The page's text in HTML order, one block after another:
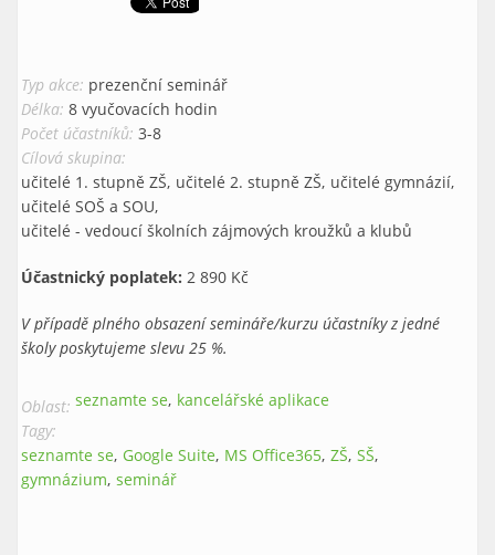
Typ akce: prezenční seminář
Délka: 8 vyučovacích hodin
Počet účastníků: 3-8
Cílová skupina:
učitelé 1. stupně ZŠ učitelé 2. stupně ZŠ učitelé gymnázií
učitelé SOŠ a SOU
učitelé - vedoucí školních zájmových kroužků a klubů
Účastnický poplatek: 2 890 Kč
V případě plného obsazení semináře/kurzu účastníky z jedné
školy poskytujeme slevu 25 %.
Oblast: seznamte se kancelářské aplikace
Tagy:
seznamte se Google Suite MS Office365 ZŠ SŠ
gymnázium seminář